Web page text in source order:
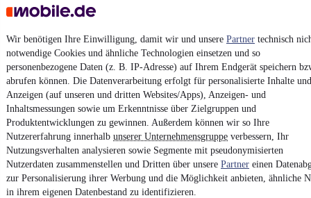
Wir benötigen Ihre Einwilligung, damit wir und unsere Partner technisch
notwendige Cookies und ähnliche Technologien einsetzen und so
personenbezogene Daten (z. B. IP-Adresse) auf Ihrem Endgerät speichern
abrufen können. Die Datenverarbeitung erfolgt für personalisierte Inhalte und
Anzeigen (auf unseren und dritten Websites/Apps), Anzeigen- und
Inhaltsmessungen sowie um Erkenntnisse über Zielgruppen und
Produktentwicklungen zu gewinnen. Außerdem können wir so Ihre
Nutzererfahrung innerhalb unserer Unternehmensgruppe verbessern, Ihr
Nutzungsverhalten analysieren sowie Segmente mit pseudonymisierten
Nutzerdaten zusammenstellen und Dritten über unsere Partner einen
zur Personalisierung ihrer Werbung und die Möglichkeit anbieten, ähnliche
in ihrem eigenen Datenbestand zu identifizieren.
¹MwSt. ausweisbar
4.6 Sterne
Nutze mobile.de schnell und einfach
App installieren
Impressum
AGB